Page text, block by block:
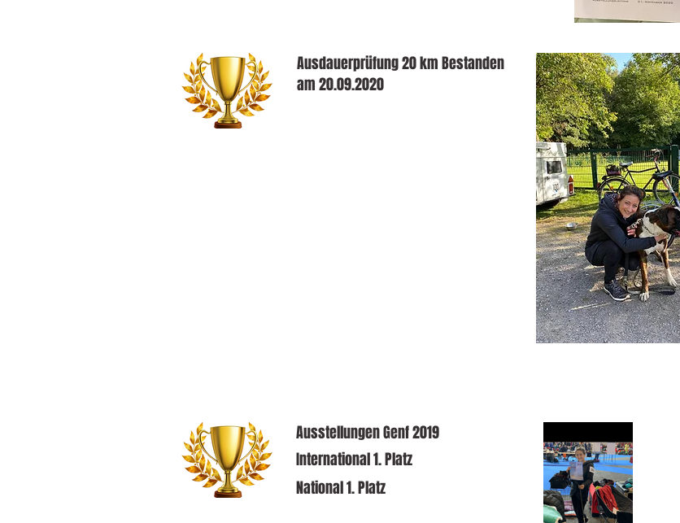
Ausdauerprüfung 20 km Bestanden
am 20.09.2020
Ausstellungen Genf 2019
International 1. Platz
National 1. Platz